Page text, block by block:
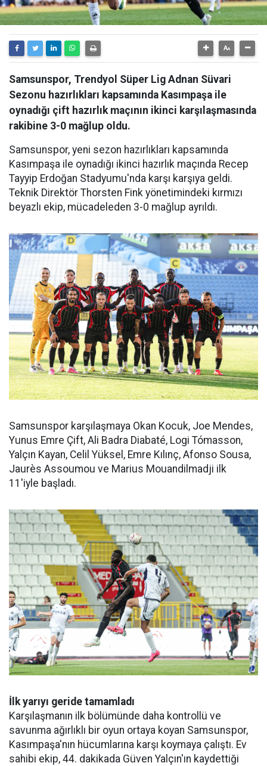
Samsunspor, Trendyol Süper Lig Adnan Süvari
Sezonu hazırlıkları kapsamında Kasımpaşa ile
oynadığı çift hazırlık maçının ikinci karşılaşmasında
rakibine 3-0 mağlup oldu.
Samsunspor, yeni sezon hazırlıkları kapsamında
Kasımpaşa ile oynadığı ikinci hazırlık maçında Recep
Tayyip Erdoğan Stadyumu'nda karşı karşıya geldi.
Teknik Direktör Thorsten Fink yönetimindeki kırmızı
beyazlı ekip, mücadeleden 3-0 mağlup ayrıldı.
Samsunspor karşılaşmaya Okan Kocuk, Joe Mendes,
Yunus Emre Çift, Ali Badra Diabaté, Logi Tómasson,
Yalçın Kayan, Celil Yüksel, Emre Kılınç, Afonso Sousa,
Jaurès Assoumou ve Marius Mouandilmadji ilk
11'iyle başladı.
İlk yarıyı geride tamamladı
Karşılaşmanın ilk bölümünde daha kontrollü ve
savunma ağırlıklı bir oyun ortaya koyan Samsunspor,
Kasımpaşa'nın hücumlarına karşı koymaya çalıştı. Ev
sahibi ekip, 44. dakikada Güven Yalçın'ın kaydettiği